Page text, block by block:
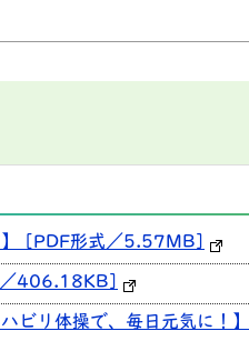
】 [PDF形式／5.57MB]
／406.18KB]
ビリ体操で、毎日元気に！